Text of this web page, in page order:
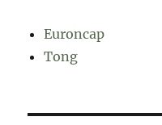
Euroncap
Tong